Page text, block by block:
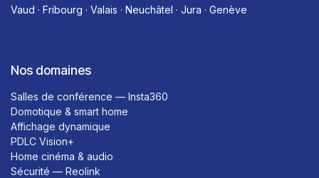
Vaud · Fribourg · Valais · Neuchâtel · Jura · Genève
Nos domaines
Salles de conférence — Insta360
Domotique & smart home
Affichage dynamique
PDLC Vision+
Home cinéma & audio
Sécurité — Reolink